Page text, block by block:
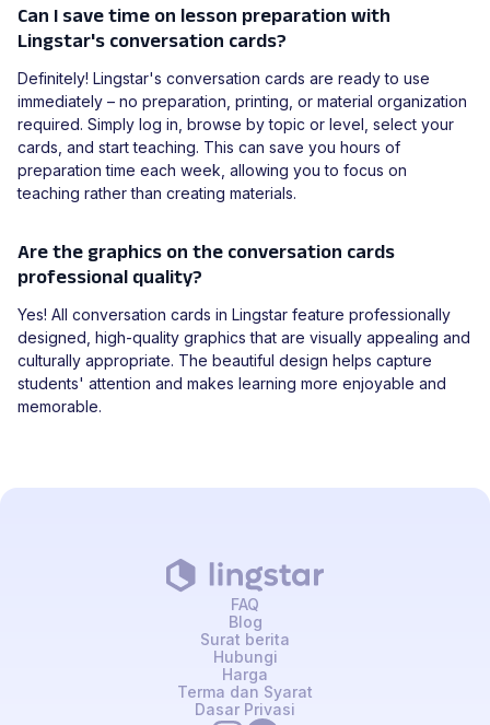
Can I save time on lesson preparation with
Lingstar's conversation cards?
Definitely! Lingstar's conversation cards are ready to use
immediately – no preparation, printing, or material organization
required. Simply log in, browse by topic or level, select your
cards, and start teaching. This can save you hours of
preparation time each week, allowing you to focus on
teaching rather than creating materials.
Are the graphics on the conversation cards
professional quality?
Yes! All conversation cards in Lingstar feature professionally
designed, high-quality graphics that are visually appealing and
culturally appropriate. The beautiful design helps capture
students' attention and makes learning more enjoyable and
memorable.
FAQ
Blog
Surat berita
Hubungi
Harga
Terma dan Syarat
Dasar Privasi